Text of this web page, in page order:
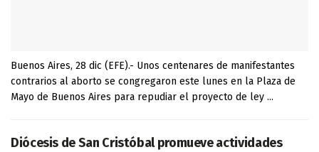
Buenos Aires, 28 dic (EFE).- Unos centenares de manifestantes
contrarios al aborto se congregaron este lunes en la Plaza de
Mayo de Buenos Aires para repudiar el proyecto de ley ...
Diócesis de San Cristóbal promueve actividades